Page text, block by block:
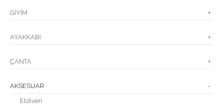
GİYİM +
AYAKKABI +
ÇANTA +
AKSESUAR -
Eldiven